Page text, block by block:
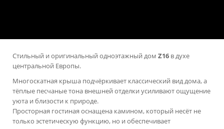
Стильный и оригинальный одноэтажный дом Z16 в духе
центральной Европы.
Многоскатная крыша подчёркивает классический вид дома, а
тёплые песчаные тона внешней отделки усиливают ощущение
уюта и близости к природе.
Просторная гостиная оснащена камином, который несёт не
только эстетическую функцию, но и обеспечивает